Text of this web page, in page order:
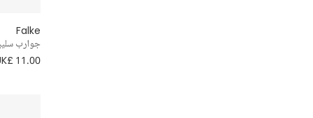
Falke
جوارب
11.00